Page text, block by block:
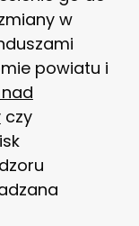
w
powiatu i
czy